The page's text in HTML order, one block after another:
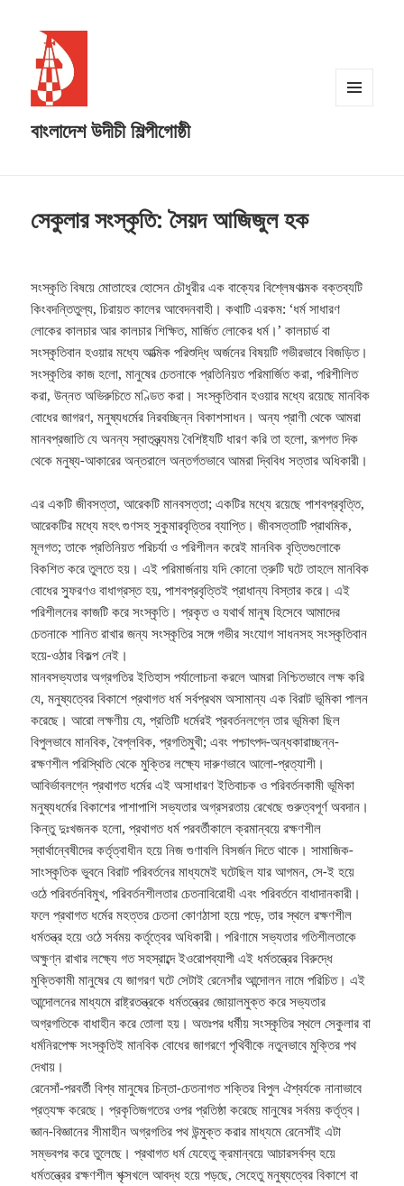
বাংলাদেশ উদীচী শিল্পীগোষ্ঠী
সেকুলার সংস্কৃতি: সৈয়দ আজিজুল হক
সংস্কৃতি বিষয়ে মোতাহের হোসেন চৌধুরীর এক বাক্যের বিশ্লেষণাত্মক বক্তব্যটি
কিংবদন্তিতুল্য, চিরায়ত কালের আবেদনবাহী। কথাটি এরকম: ‘ধর্ম সাধারণ
লোকের কালচার আর কালচার শিক্ষিত, মার্জিত লোকের ধর্ম।’ কালচার্ড বা
সংস্কৃতিবান হওয়ার মধ্যে আত্মিক পরিশুদ্ধি অর্জনের বিষয়টি গভীরভাবে বিজড়িত।
সংস্কৃতির কাজ হলো, মানুষের চেতনাকে প্রতিনিয়ত পরিমার্জিত করা, পরিশীলিত
করা, উন্নত অভিরুচিতে মণ্ডিত করা। সংস্কৃতিবান হওয়ার মধ্যে রয়েছে মানবিক
বোধের জাগরণ, মনুষ্যধর্মের নিরবচ্ছিন্ন বিকাশসাধন। অন্য প্রাণী থেকে আমরা
মানবপ্রজাতি যে অনন্য স্বাতন্ত্র্যময় বৈশিষ্ট্যটি ধারণ করি তা হলো, রূপগত দিক
থেকে মনুষ্য-আকারের অন্তরালে অন্তর্গতভাবে আমরা দ্বিবিধ সত্তার অধিকারী।
এর একটি জীবসত্তা, আরেকটি মানবসত্তা; একটির মধ্যে রয়েছে পাশবপ্রবৃত্তি,
আরেকটির মধ্যে মহৎ গুণসহ সুকুমারবৃত্তির ব্যাপ্তি। জীবসত্তাটি প্রাথমিক,
মূলগত; তাকে প্রতিনিয়ত পরিচর্যা ও পরিশীলন করেই মানবিক বৃত্তিগুলোকে
বিকশিত করে তুলতে হয়। এই পরিমার্জনায় যদি কোনো ত্রুটি ঘটে তাহলে মানবিক
বোধের স্ফুরণও বাধাগ্রস্ত হয়, পাশবপ্রবৃত্তিই প্রাধান্য বিস্তার করে। এই
পরিশীলনের কাজটি করে সংস্কৃতি। প্রকৃত ও যথার্থ মানুষ হিসেবে আমাদের
চেতনাকে শানিত রাখার জন্য সংস্কৃতির সঙ্গে গভীর সংযোগ সাধনসহ সংস্কৃতিবান
হয়ে-ওঠার বিকল্প নেই।
মানবসভ্যতার অগ্রগতির ইতিহাস পর্যালোচনা করলে আমরা নিশ্চিতভাবে লক্ষ করি
যে, মনুষ্যত্বের বিকাশে প্রথাগত ধর্ম সর্বপ্রথম অসামান্য এক বিরাট ভূমিকা পালন
করেছে। আরো লক্ষণীয় যে, প্রতিটি ধর্মেরই প্রবর্তনলগ্নে তার ভূমিকা ছিল
বিপুলভাবে মানবিক, বৈপ্লবিক, প্রগতিমুখী; এবং পশ্চাৎপদ-অন্ধকারাচ্ছন্ন-
রক্ষণশীল পরিস্থিতি থেকে মুক্তির লক্ষ্যে দারুণভাবে আলো-প্রত্যাশী।
আবির্ভাবলগ্নে প্রথাগত ধর্মের এই অসাধারণ ইতিবাচক ও পরিবর্তনকামী ভূমিকা
মনুষ্যধর্মের বিকাশের পাশাপাশি সভ্যতার অগ্রসরতায় রেখেছে গুরুত্বপূর্ণ অবদান।
কিন্তু দুঃখজনক হলো, প্রথাগত ধর্ম পরবর্তীকালে ক্রমান্বয়ে রক্ষণশীল
স্বার্থান্বেষীদের কর্তৃত্বাধীন হয়ে নিজ গুণাবলি বিসর্জন দিতে থাকে। সামাজিক-
সাংস্কৃতিক ভুবনে বিরাট পরিবর্তনের মাধ্যমেই ঘটেছিল যার আগমন, সে-ই হয়ে
ওঠে পরিবর্তনবিমুখ, পরিবর্তনশীলতার চেতনাবিরোধী এবং পরিবর্তনে বাধাদানকারী।
ফলে প্রথাগত ধর্মের মহত্তর চেতনা কোণঠাসা হয়ে পড়ে, তার স্থলে রক্ষণশীল
ধর্মতন্ত্র হয়ে ওঠে সর্বময় কর্তৃত্বের অধিকারী। পরিণামে সভ্যতার গতিশীলতাকে
অক্ষুণ্ন রাখার লক্ষ্যে গত সহস্রাব্দে ইওরোপব্যাপী এই ধর্মতন্ত্রের বিরুদ্ধে
মুক্তিকামী মানুষের যে জাগরণ ঘটে সেটাই রেনেসাঁর আন্দোলন নামে পরিচিত। এই
আন্দোলনের মাধ্যমে রাষ্ট্রতন্ত্রকে ধর্মতন্ত্রের জোয়ালমুক্ত করে সভ্যতার
অগ্রগতিকে বাধাহীন করে তোলা হয়। অতঃপর ধর্মীয় সংস্কৃতির স্থলে সেকুলার বা
ধর্মনিরপেক্ষ সংস্কৃতিই মানবিক বোধের জাগরণে পৃথিবীকে নতুনভাবে মুক্তির পথ
দেখায়।
রেনেসাঁ-পরবর্তী বিশ্ব মানুষের চিন্তা-চেতনাগত শক্তির বিপুল ঐশ্বর্যকে নানাভাবে
প্রত্যক্ষ করেছে। প্রকৃতিজগতের ওপর প্রতিষ্ঠা করেছে মানুষের সর্বময় কর্তৃত্ব।
জ্ঞান-বিজ্ঞানের সীমাহীন অগ্রগতির পথ উন্মুক্ত করার মাধ্যমে রেনেসাঁই এটা
সম্ভবপর করে তুলেছে। প্রথাগত ধর্ম যেহেতু ক্রমান্বয়ে আচারসর্বস্ব হয়ে
ধর্মতন্ত্রের রক্ষণশীল শৃক্সখলে আবদ্ধ হয়ে পড়ছে, সেহেতু মনুষ্যত্বের বিকাশে বা